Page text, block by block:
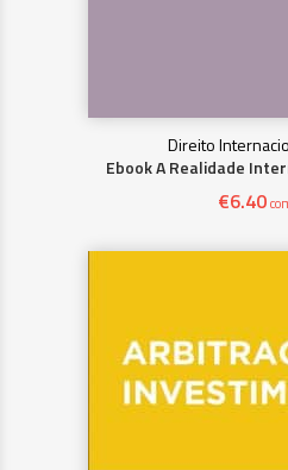
Direito
Ebook A Realidade
€6.40